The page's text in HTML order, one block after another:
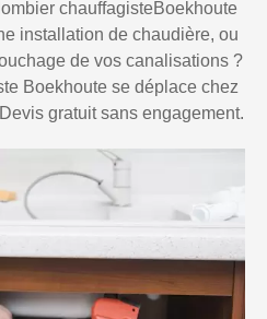
chauffagisteBoekhoute
installation de chaudière, ou
de vos canalisations ?
Boekhoute se déplace chez
gratuit sans engagement.